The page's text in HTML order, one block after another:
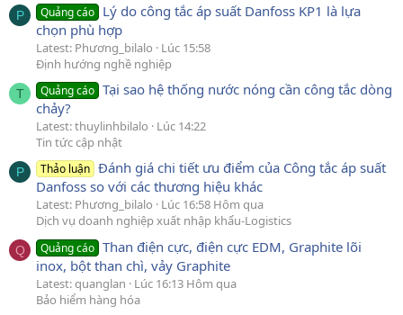
P Quảng cáo Lý do công tắc áp suất Danfoss KP1 là lựa
chọn phù hợp
Latest: Phương_bilalo
Lúc 15:58
Định hướng nghề nghiệp
T Quảng cáo Tại sao hệ thống nước nóng cần công tắc dòng
chảy?
Latest: thuylinhbilalo
Lúc 14:22
Tin tức cập nhật
P Thảo luận Đánh giá chi tiết ưu điểm của Công tắc áp suất
Danfoss so với các thương hiệu khác
Latest: Phương_bilalo
Lúc 16:58 Hôm qua
Dịch vụ doanh nghiệp xuất nhập khẩu-Logistics
Q Quảng cáo Than điện cực, điện cực EDM, Graphite lõi
inox, bột than chì, vảy Graphite
Latest: quanglan
Lúc 16:13 Hôm qua
Bảo hiểm hàng hóa